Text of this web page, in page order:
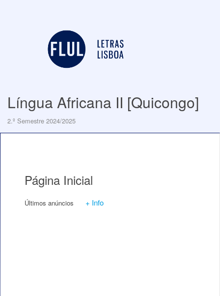
Língua Africana II [Quicongo]
2.º Semestre 2024/2025
Página Inicial
Últimos anúncios + Info